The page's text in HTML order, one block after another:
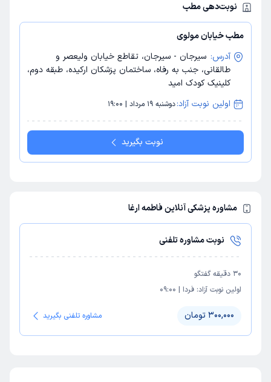
نوبت‌دهی مطب
مطب خیابان مولوی
آدرس: سیرجان - سیرجان، تقاطع خیابان ولیعصر و
طالقانی، جنب به رفاه، ساختمان پزشکان ارکیده، طبقه دوم،
کلینیک کودک امید
اولین نوبت آزاد:دوشنبه 19 مرداد | 19:00
نوبت بگیرید
مشاوره پزشکی آنلاین فاطمه ارغا
نوبت مشاوره تلفنی
30 دقیقه گفتگو
اولین نوبت آزاد: فردا |
09:00
300,000 تومان مشاوره تلفنی بگیرید